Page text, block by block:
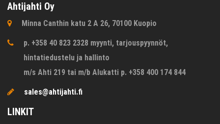
Ahtijahti Oy
Minna Canthin katu 2 A 26, 70100 Kuopio
p. +358 40 823 2328 myynti, tarjouspyynnöt,
hintatiedustelu ja hallinto
m/s Ahti 219 tai m/b Alukatti p. +358 400 174 844
sales@ahtijahti.fi
LINKIT